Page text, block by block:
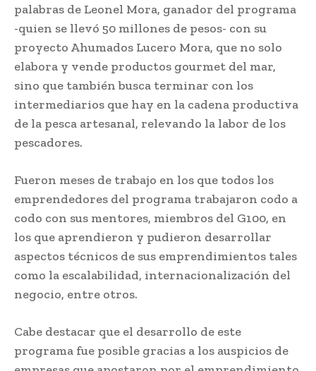
palabras de Leonel Mora, ganador del programa
-quien se llevó 50 millones de pesos- con su
proyecto Ahumados Lucero Mora, que no solo
elabora y vende productos gourmet del mar,
sino que también busca terminar con los
intermediarios que hay en la cadena productiva
de la pesca artesanal, relevando la labor de los
pescadores.
Fueron meses de trabajo en los que todos los
emprendedores del programa trabajaron codo a
codo con sus mentores, miembros del G100, en
los que aprendieron y pudieron desarrollar
aspectos técnicos de sus emprendimientos tales
como la escalabilidad, internacionalización del
negocio, entre otros.
Cabe destacar que el desarrollo de este
programa fue posible gracias a los auspicios de